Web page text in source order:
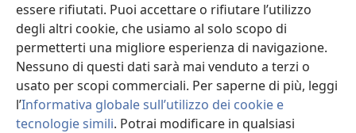
essere rifiutati. Puoi accettare o rifiutare l’utilizzo
degli altri cookie, che usiamo al solo scopo di
permetterti una migliore esperienza di navigazione.
Nessuno di questi dati sarà mai venduto a terzi o
usato per scopi commerciali. Per saperne di più, leggi
l’Informativa globale sull’utilizzo dei cookie e
tecnologie simili. Potrai modificare in qualsiasi